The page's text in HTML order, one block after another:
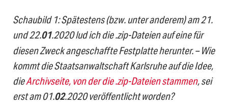
Schaubild 1: Spätestens (bzw. unter anderem) am 21.
und 22.01.2020 lud ich die .zip-Dateien auf eine für
diesen Zweck angeschaffte Festplatte herunter. – Wie
kommt die Staatsanwaltschaft Karlsruhe auf die Idee,
dieArchivseite, von der die .zip-Dateien stammen, sei
erst am 01.02.2020 veröffentlicht worden?